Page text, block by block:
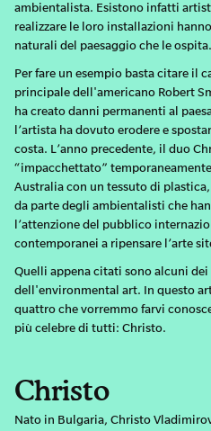
ambientalista. Esistono infatti
realizzare le loro installazioni
naturali del paesaggio che le ospita.
Per fare un esempio basta citare il
principale dell'americano Robert
ha creato danni permanenti al
l’artista ha dovuto erodere e
costa. L’anno precedente, il duo
“impacchettato”
Australia con un tessuto di
da parte degli ambientalisti che
l’attenzione del pubblico
contemporanei a ripensare l’arte
Quelli appena citati sono alcuni
dell'environmental art. In questo
quattro che vorremmo farvi
più celebre di tutti: Christo.
Christo
Nato in Bulgaria, Christo